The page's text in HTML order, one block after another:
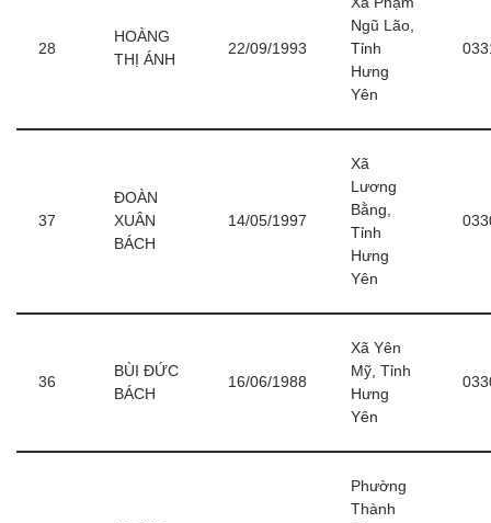
28
HOÀNG
THỊ ÁNH
22/09/1993
Ngũ Lão,
Tỉnh
Hưng
Yên
37
ĐOÀN
XUÂN
BÁCH
14/05/1997
Xã
Lương
Bằng,
Tỉnh
Hưng
Yên
36
BÙI ĐỨC
BÁCH
16/06/1988
Xã Yên
Mỹ, Tỉnh
Hưng
Yên
Phường
Thành